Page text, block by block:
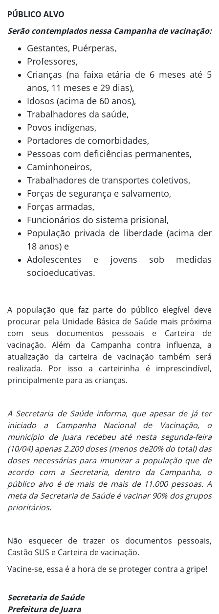
PÚBLICO ALVO
Serão contemplados nessa Campanha de vacinação:
Gestantes, Puérperas,
Professores,
Crianças (na faixa etária de 6 meses até 5
anos, 11 meses e 29 dias),
Idosos (acima de 60 anos),
Trabalhadores da saúde,
Povos indígenas,
Portadores de comorbidades,
Pessoas com deficiências permanentes,
Caminhoneiros,
Trabalhadores de transportes coletivos,
Forças de segurança e salvamento,
Forças armadas,
Funcionários do sistema prisional,
População privada de liberdade (acima der
18 anos) e
Adolescentes e jovens sob medidas
socioeducativas.
A população que faz parte do público elegível deve
procurar pela Unidade Básica de Saúde mais próxima
com seus documentos pessoais e Carteira de
vacinação. Além da Campanha contra influenza, a
atualização da carteira de vacinação também será
realizada. Por isso a carteirinha é imprescindível,
principalmente para as crianças.
A Secretaria de Saúde informa, que apesar de já ter
iniciado a Campanha Nacional de Vacinação, o
município de Juara recebeu até nesta segunda-feira
(10/04) apenas 2.200 doses (menos de20% do total) das
doses necessárias para imunizar a população que de
acordo com a Secretaria, dentro da Campanha, o
público alvo é de mais de mais de 11.000 pessoas. A
meta da Secretaria de Saúde é vacinar 90% dos grupos
prioritários.
Não esquecer de trazer os documentos pessoais,
Castão SUS e Carteira de vacinação.
Vacine-se, essa é a hora de se proteger contra a gripe!
Secretaria de Saúde
Prefeitura de Juara